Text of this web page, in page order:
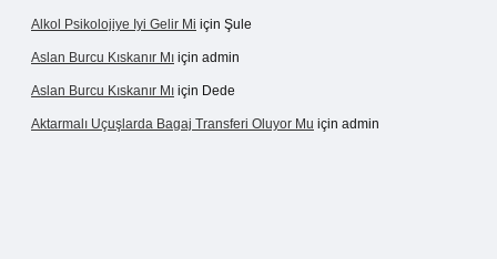
Alkol Psikolojiye Iyi Gelir Mi için Şule
Aslan Burcu Kıskanır Mı için admin
Aslan Burcu Kıskanır Mı için Dede
Aktarmalı Uçuşlarda Bagaj Transferi Oluyor Mu için admin